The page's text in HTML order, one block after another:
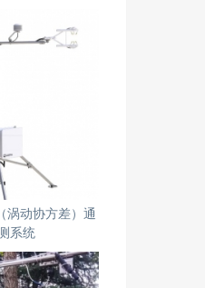
涡动协方差）通
系统